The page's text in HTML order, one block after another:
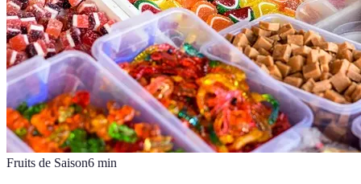
Fruits de Saison6 min